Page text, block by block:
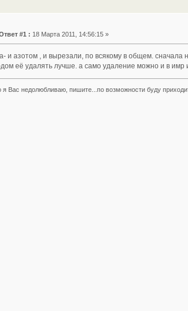
#1 : 18 Марта 2011, 14:56:15 »
и азотом , и вырезали, по всякому в общем. сначала
её удалять лучше. а само удаление можно и в имр
я Вас недолюбливаю, пишите...по возможности буду